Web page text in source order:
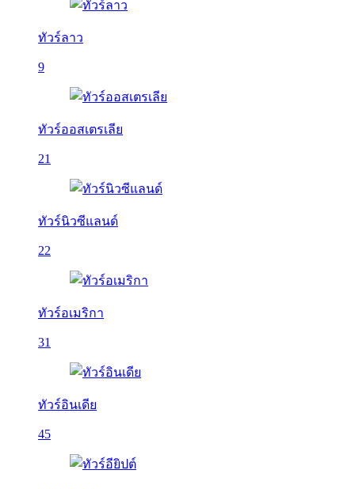
ทัวร์ลาว
9
ทัวร์ออสเตรเลีย
21
ทัวร์นิวซีแลนด์
22
ทัวร์อเมริกา
31
ทัวร์อินเดีย
45